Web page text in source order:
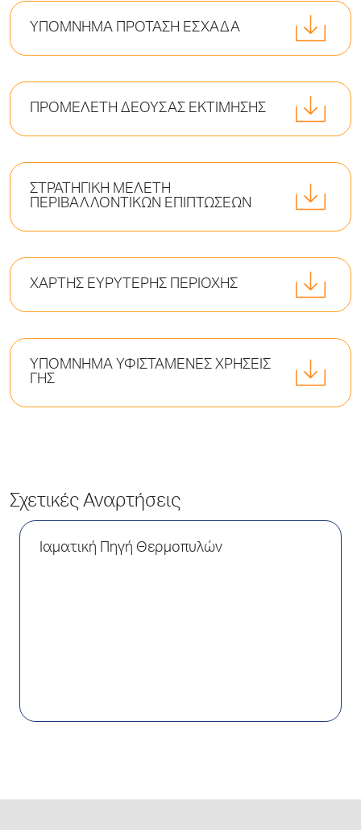
ΥΠΟΜΝΗΜΑ ΠΡΟΤΑΣΗ ΕΣΧΑΔΑ
ΠΡΟΜΕΛΕΤΗ ΔΕΟΥΣΑΣ ΕΚΤΙΜΗΣΗΣ
ΣΤΡΑΤΗΓΙΚΗ ΜΕΛΕΤΗ
ΠΕΡΙΒΑΛΛΟΝΤΙΚΩΝ ΕΠΙΠΤΩΣΕΩΝ
ΧΑΡΤΗΣ ΕΥΡΥΤΕΡΗΣ ΠΕΡΙΟΧΗΣ
ΥΠΟΜΝΗΜΑ ΥΦΙΣΤΑΜΕΝΕΣ ΧΡΗΣΕΙΣ
ΓΗΣ
Σχετικές Αναρτήσεις
Ιαματική Πηγή Θερμοπυλών